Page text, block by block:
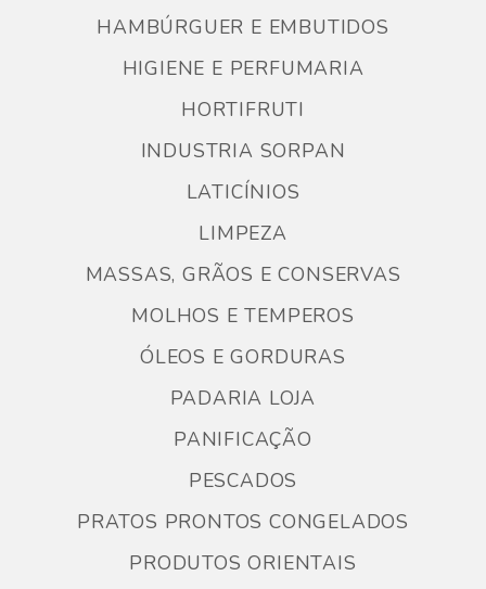
HAMBÚRGUER E EMBUTIDOS
HIGIENE E PERFUMARIA
HORTIFRUTI
INDUSTRIA SORPAN
LATICÍNIOS
LIMPEZA
MASSAS, GRÃOS E CONSERVAS
MOLHOS E TEMPEROS
ÓLEOS E GORDURAS
PADARIA LOJA
PANIFICAÇÃO
PESCADOS
PRATOS PRONTOS CONGELADOS
PRODUTOS ORIENTAIS